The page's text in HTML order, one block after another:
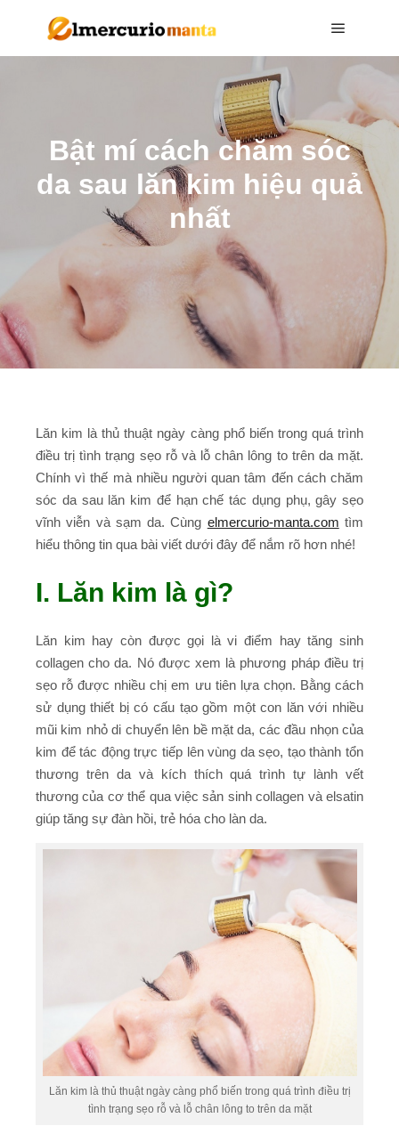
Bật mí cách chăm sóc
da sau lăn kim hiệu quả
nhất
Lăn kim là thủ thuật ngày càng phổ biến trong quá trình
điều trị tình trạng sẹo rỗ và lỗ chân lông to trên da mặt.
Chính vì thế mà nhiều người quan tâm đến cách chăm
sóc da sau lăn kim để hạn chế tác dụng phụ, gây sẹo
vĩnh viễn và sạm da. Cùng elmercurio-manta.com tìm
hiểu thông tin qua bài viết dưới đây để nắm rõ hơn nhé!
I. Lăn kim là gì?
Lăn kim hay còn được gọi là vi điểm hay tăng sinh
collagen cho da. Nó được xem là phương pháp điều trị
sẹo rỗ được nhiều chị em ưu tiên lựa chọn. Bằng cách
sử dụng thiết bị có cấu tạo gồm một con lăn với nhiều
mũi kim nhỏ di chuyển lên bề mặt da, các đầu nhọn của
kim để tác động trực tiếp lên vùng da sẹo, tạo thành tổn
thương trên da và kích thích quá trình tự lành vết
thương của cơ thể qua việc sản sinh collagen và elsatin
giúp tăng sự đàn hồi, trẻ hóa cho làn da.
Lăn kim là thủ thuật ngày càng phổ biến trong quá trình điều trị
tình trạng sẹo rỗ và lỗ chân lông to trên da mặt